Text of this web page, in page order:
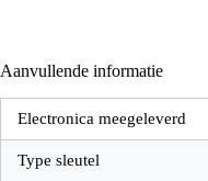
Aanvullende informatie
Electronica meegeleverd
Type sleutel